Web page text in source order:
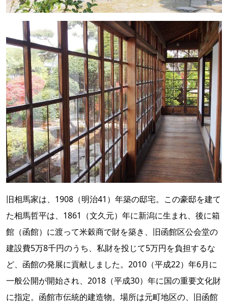
旧相馬家は、1908（明治41）年築の邸宅。この豪邸を建て
た相馬哲平は、1861（文久元）年に新潟に生まれ、後に箱
館（函館）に渡って米穀商で財を築き、旧函館区公会堂の
建設費5万8千円のうち、私財を投じて5万円を負担するな
ど、函館の発展に貢献しました。2010（平成22）年6月に
一般公開が開始され、2018（平成30）年に国の重要文化財
に指定。函館市伝統的建造物。場所は元町地区の、旧函館